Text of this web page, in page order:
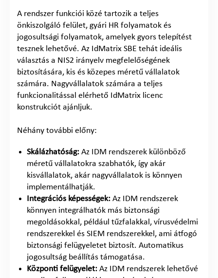
A rendszer funkciói közé tartozik a teljes
önkiszolgáló felület, gyári HR folyamatok és
jogosultsági folyamatok, amelyek gyors telepítést
tesznek lehetővé. Az IdMatrix SBE tehát ideális
választás a NIS2 irányelv megfelelőségének
biztosítására, kis és közepes méretű vállalatok
számára. Nagyvállalatok számára a teljes
funkcionalitással elérhető IdMatrix licenc
konstrukciót ajánljuk.
Néhány további előny:
Skálázhatóság: Az IDM rendszerek különböző
méretű vállalatokra szabhatók, így akár
kisvállalatok, akár nagyvállalatok is könnyen
implementálhatják.
Integrációs képességek: Az IDM rendszerek
könnyen integrálhatók más biztonsági
megoldásokkal, például tűzfalakkal, vírusvédelmi
rendszerekkel és SIEM rendszerekkel, ami átfogó
biztonsági felügyeletet biztosít. Automatikus
jogosultság beállítás támogatása.
Központi felügyelet: Az IDM rendszerek lehetővé